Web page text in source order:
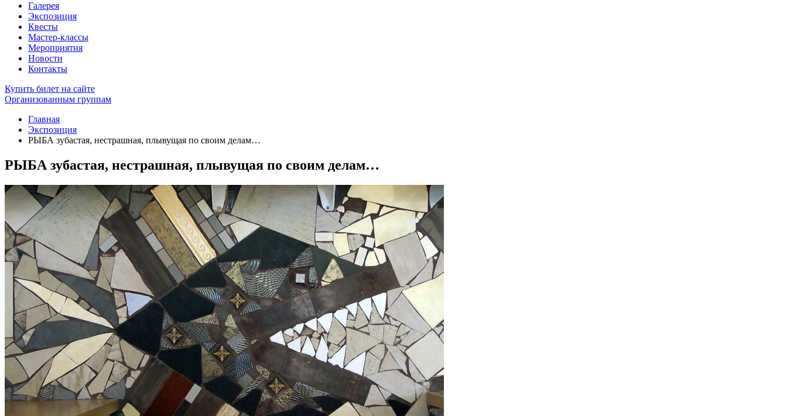
Галерея
Экспозиция
Квесты
Мастер-классы
Мероприятия
Новости
Контакты
Купить билет на сайте
Организованным группам
Главная
Экспозиция
РЫБА зубастая, нестрашная, плывущая по своим делам…
РЫБА зубастая, нестрашная, плывущая по своим делам…